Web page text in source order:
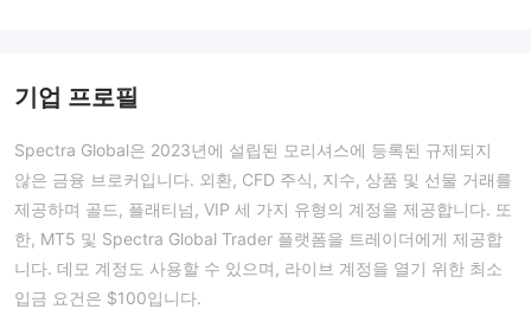
기업 프로필
Spectra Global은 2023년에 설립된 모리셔스에 등록된 규제되지
않은 금융 브로커입니다. 외환, CFD 주식, 지수, 상품 및 선물 거래를
제공하며 골드, 플래티넘, VIP 세 가지 유형의 계정을 제공합니다. 또
한, MT5 및 Spectra Global Trader 플랫폼을 트레이더에게 제공합
니다. 데모 계정도 사용할 수 있으며, 라이브 계정을 열기 위한 최소
입금 요건은 $100입니다.